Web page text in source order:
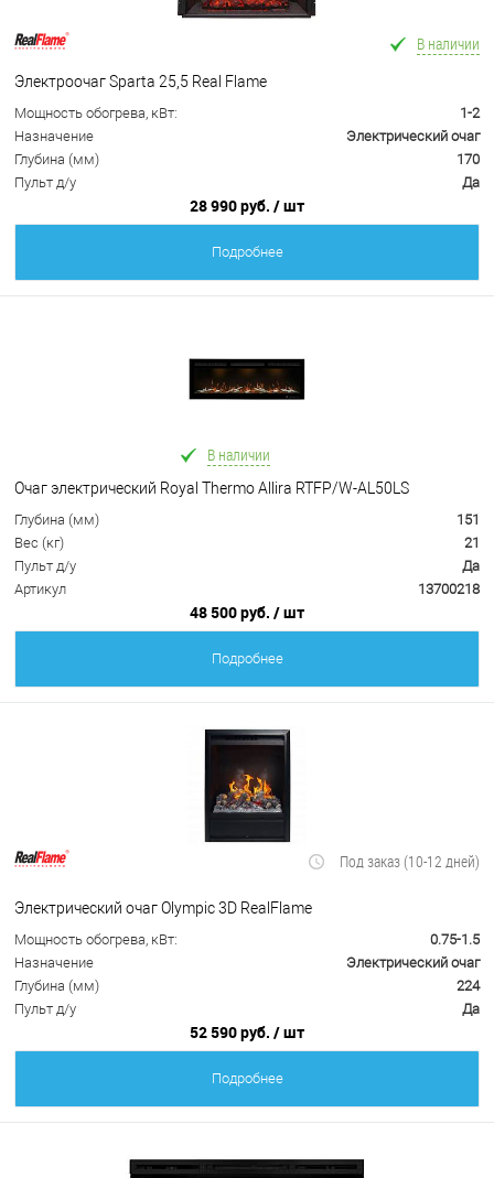
В наличии
Электроочаг Sparta 25,5 Real Flame
Мощность обогрева, кВт:
1-2
Назначение
Электрический очаг
Глубина (мм)
170
Пульт д/у
Да
28 990 руб. / шт
Подробнее
В наличии
Очаг электрический Royal Thermo Allira RTFP/W-AL50LS
Глубина (мм)
151
Вес (кг)
21
Пульт д/у
Да
Артикул
13700218
48 500 руб. / шт
Подробнее
Под заказ (10-12 дней)
Электрический очаг Olympic 3D RealFlame
Мощность обогрева, кВт:
0.75-1.5
Назначение
Электрический очаг
Глубина (мм)
224
Пульт д/у
Да
52 590 руб. / шт
Подробнее